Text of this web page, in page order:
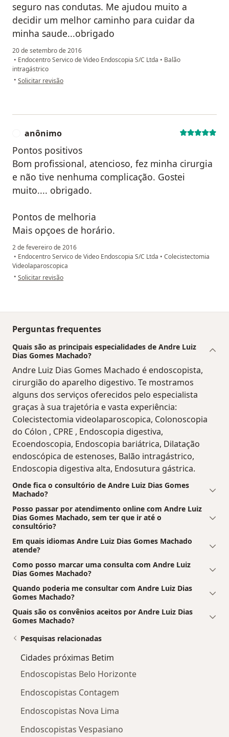
seguro nas condutas. Me ajudou muito a
decidir um melhor caminho para cuidar da
minha saude...obrigado
20 de setembro de 2016
• Endocentro Servico de Video Endoscopia S/C Ltda • Balão
intragástrico
• na opinião do utilizador Sua conta foi excluída
Solicitar revisão
anônimo
Pontos positivos
Bom profissional, atencioso, fez minha cirurgia
e não tive nenhuma complicação. Gostei
muito.... obrigado.
Pontos de melhoria
Mais opçoes de horário.
2 de fevereiro de 2016
• Endocentro Servico de Video Endoscopia S/C Ltda • Colecistectomia
Videolaparoscopica
• na opinião do utilizador anônimo
Solicitar revisão
Perguntas frequentes
Quais são as principais especialidades de Andre Luiz
Dias Gomes Machado?
Andre Luiz Dias Gomes Machado é endoscopista,
cirurgião do aparelho digestivo. Te mostramos
alguns dos serviços oferecidos pelo especialista
graças à sua trajetória e vasta experiência:
Colecistectomia videolaparoscopica, Colonoscopia
do Cólon , CPRE , Endoscopia digestiva,
Ecoendoscopia, Endoscopia bariátrica, Dilatação
endoscópica de estenoses, Balão intragástrico,
Endoscopia digestiva alta, Endosutura gástrica.
Onde fica o consultório de Andre Luiz Dias Gomes
Machado?
Posso passar por atendimento online com Andre Luiz
Dias Gomes Machado, sem ter que ir até o
consultório?
Em quais idiomas Andre Luiz Dias Gomes Machado
atende?
Como posso marcar uma consulta com Andre Luiz
Dias Gomes Machado?
Quando poderia me consultar com Andre Luiz Dias
Gomes Machado?
Quais são os convênios aceitos por Andre Luiz Dias
Gomes Machado?
Pesquisas relacionadas
Cidades próximas Betim
Endoscopistas Belo Horizonte
Endoscopistas Contagem
Endoscopistas Nova Lima
Endoscopistas Vespasiano